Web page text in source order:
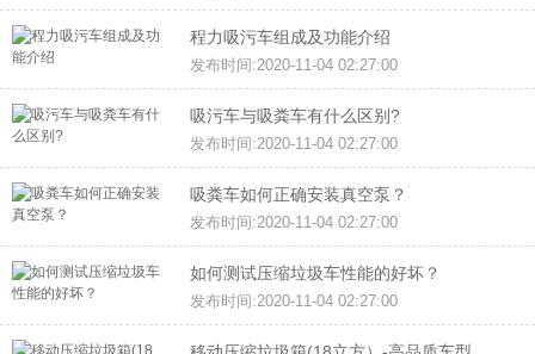
程力吸污车组成及功能介绍
发布时间:2020-11-04 02:27:00
吸污车与吸粪车有什么区别?
发布时间:2020-11-04 02:27:00
吸粪车如何正确安装真空泵？
发布时间:2020-11-04 02:27:00
如何测试压缩垃圾车性能的好坏？
发布时间:2020-11-04 02:27:00